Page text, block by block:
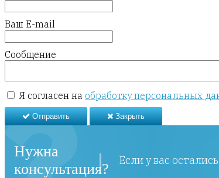
Ваш E-mail
Сообщение
Я согласен на обработку персональных
Отправить Закрыть
Нужна
консультация?
Если у вас